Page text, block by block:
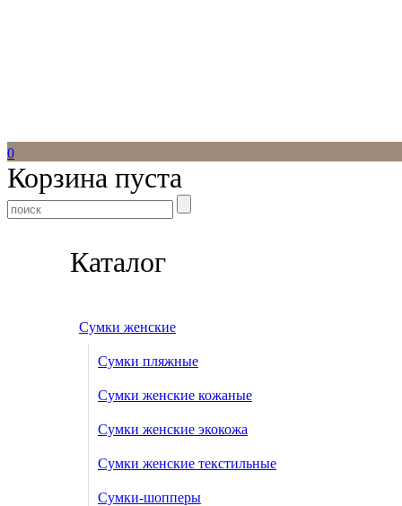
0
Корзина пуста
Каталог
Сумки женские
Сумки пляжные
Сумки женские кожаные
Сумки женские экокожа
Сумки женские текстильные
Сумки-шопперы